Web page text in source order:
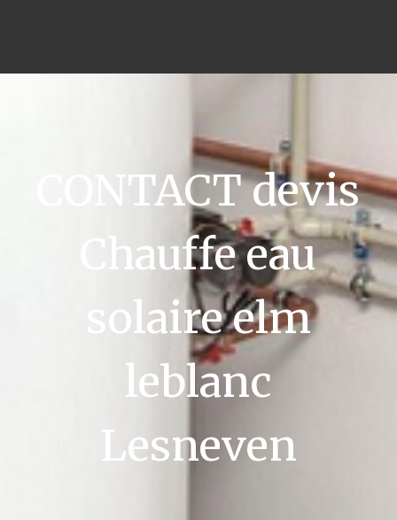
CONTACT devis
Chauffe eau
solaire elm
leblanc
Lesneven